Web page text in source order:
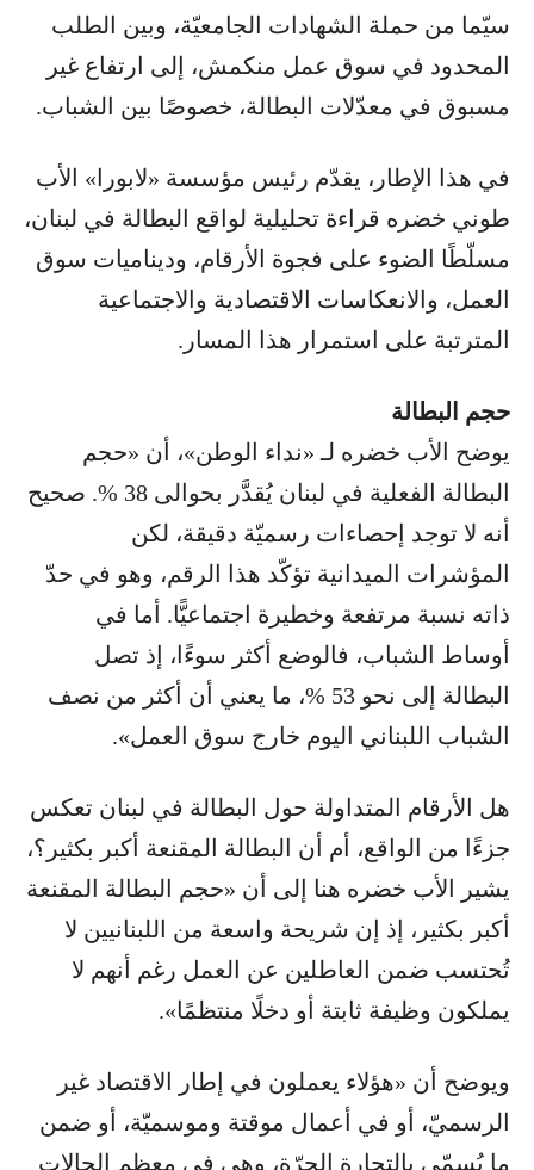
سيّما من حملة الشهادات الجامعيّة، وبين الطلب
المحدود في سوق عمل منكمش، إلى ارتفاع غير
مسبوق في معدّلات البطالة، خصوصًا بين الشباب.
في هذا الإطار، يقدّم رئيس مؤسسة «لابورا» الأب
طوني خضره قراءة تحليلية لواقع البطالة في لبنان،
مسلّطًا الضوء على فجوة الأرقام، وديناميات سوق
العمل، والانعكاسات الاقتصادية والاجتماعية
المترتبة على استمرار هذا المسار.
حجم البطالة
يوضح الأب خضره لـ «نداء الوطن»، أن «حجم
البطالة الفعلية في لبنان يُقدَّر بحوالى 38 %. صحيح
أنه لا توجد إحصاءات رسميّة دقيقة، لكن
المؤشرات الميدانية تؤكّد هذا الرقم، وهو في حدّ
ذاته نسبة مرتفعة وخطيرة اجتماعيًّا. أما في
أوساط الشباب، فالوضع أكثر سوءًا، إذ تصل
البطالة إلى نحو 53 %، ما يعني أن أكثر من نصف
الشباب اللبناني اليوم خارج سوق العمل».
هل الأرقام المتداولة حول البطالة في لبنان تعكس
جزءًا من الواقع، أم أن البطالة المقنعة أكبر بكثير؟،
يشير الأب خضره هنا إلى أن «حجم البطالة المقنعة
أكبر بكثير، إذ إن شريحة واسعة من اللبنانيين لا
تُحتسب ضمن العاطلين عن العمل رغم أنهم لا
يملكون وظيفة ثابتة أو دخلًا منتظمًا».
ويوضح أن «هؤلاء يعملون في إطار الاقتصاد غير
الرسميّ، أو في أعمال موقتة وموسميّة، أو ضمن
ما يُسمّى بالتجارة الحرّة، وهي في معظم الحالات